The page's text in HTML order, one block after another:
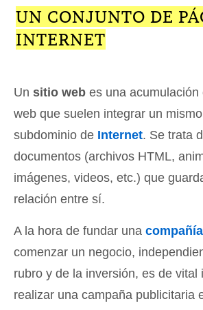
UN CONJUNTO DE
INTERNET
Un sitio web es una acumulación
web que suelen integrar un
subdominio de Internet. Se trata
documentos (archivos HTML,
imágenes, videos, etc.) que
relación entre sí.
A la hora de fundar una compañía
comenzar un negocio,
rubro y de la inversión, es de vital
realizar una campaña publicitaria